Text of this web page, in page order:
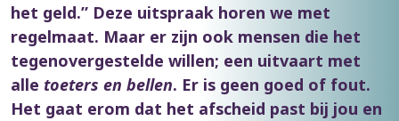
het geld.” Deze uitspraak horen we met
regelmaat. Maar er zijn ook mensen die het
tegenovergestelde willen; een uitvaart met
alle toeters en bellen. Er is geen goed of fout.
Het gaat erom dat het afscheid past bij jou en